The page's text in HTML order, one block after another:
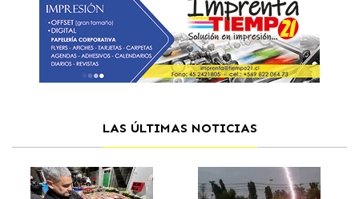
LAS ÚLTIMAS NOTICIAS